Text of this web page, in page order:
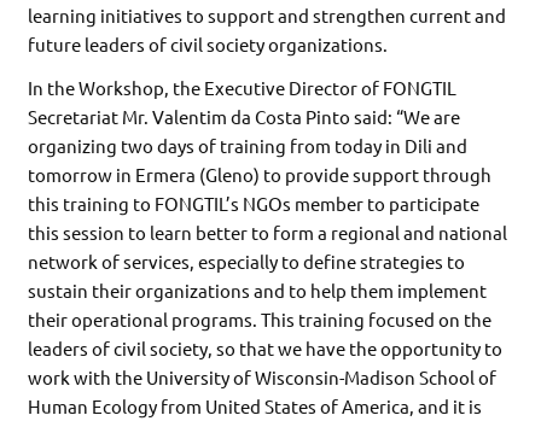
learning initiatives to support and strengthen current and
future leaders of civil society organizations.
In the Workshop, the Executive Director of FONGTIL
Secretariat Mr. Valentim da Costa Pinto said: “We are
organizing two days of training from today in Dili and
tomorrow in Ermera (Gleno) to provide support through
this training to FONGTIL’s NGOs member to participate
this session to learn better to form a regional and national
network of services, especially to define strategies to
sustain their organizations and to help them implement
their operational programs. This training focused on the
leaders of civil society, so that we have the opportunity to
work with the University of Wisconsin-Madison School of
Human Ecology from United States of America, and it is